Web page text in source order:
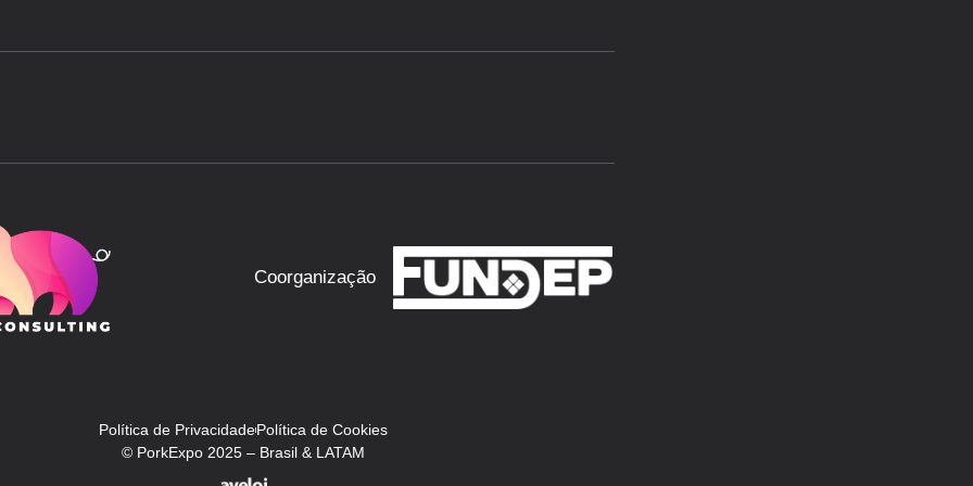
Coorganização
Política de PrivacidadePolítica de Cookies
© PorkExpo 2025 – Brasil & LATAM